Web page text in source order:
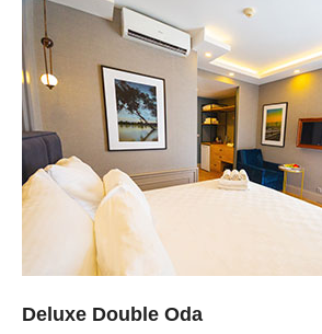
Deluxe Double Oda